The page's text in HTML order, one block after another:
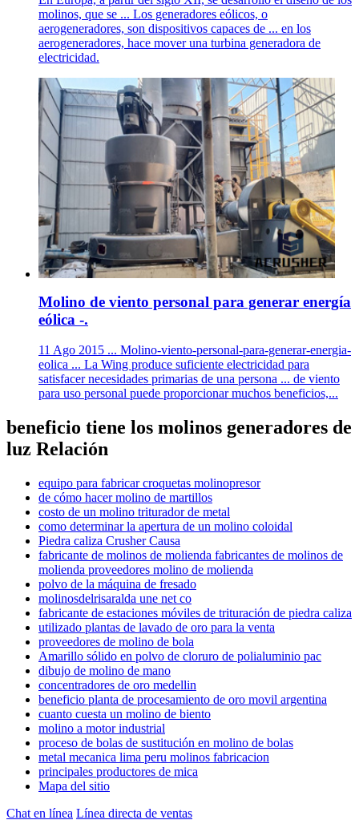
molinos, que se ... Los generadores eólicos, o
aerogeneradores, son dispositivos capaces de ... en los
aerogeneradores, hace mover una turbina generadora de
electricidad.
Molino de viento personal para generar energía
eólica -.
11 Ago 2015 ... Molino-viento-personal-para-generar-energia-
eolica ... La Wing produce suficiente electricidad para
satisfacer necesidades primarias de una persona ... de viento
para uso personal puede proporcionar muchos beneficios,...
beneficio tiene los molinos generadores de
luz Relación
equipo para fabricar croquetas molinopresor
de cómo hacer molino de martillos
costo de un molino triturador de metal
como determinar la apertura de un molino coloidal
Piedra caliza Crusher Causa
fabricante de molinos de molienda fabricantes de molinos de
molienda proveedores molino de molienda
polvo de la máquina de fresado
molinosdelrisaralda une net co
fabricante de estaciones móviles de trituración de piedra caliza
utilizado plantas de lavado de oro para la venta
proveedores de molino de bola
Amarillo sólido en polvo de cloruro de polialuminio pac
dibujo de molino de mano
concentradores de oro medellin
beneficio planta de procesamiento de oro movil argentina
cuanto cuesta un molino de biento
molino a motor industrial
proceso de bolas de sustitución en molino de bolas
metal mecanica lima peru molinos fabricacion
principales productores de mica
Mapa del sitio
Chat en línea Línea directa de ventas